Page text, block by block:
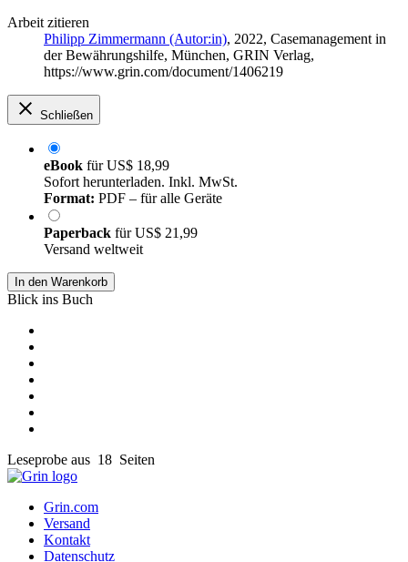
Arbeit zitieren
Philipp Zimmermann (Autor:in), 2022, Casemanagement in
der Bewährungshilfe, München, GRIN Verlag,
https://www.grin.com/document/1406219
Schließen
eBook fürUS$ 18,99
Sofort herunterladen. Inkl. MwSt.
Format: PDF – für alle Geräte
Paperback fürUS$ 21,99
Versand weltweit
In den Warenkorb
Blick ins Buch
Leseprobe aus 18 Seiten
Grin.com
Versand
Kontakt
Datenschutz